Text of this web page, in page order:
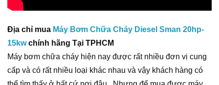
Địa chỉ mua Máy Bơm Chữa Cháy Diesel Sman 20hp-
15kwchính hãng Tại TPHCM
Máy bơm chữa cháy hiện nay được rất nhiều đơn vị cung
cấp và có rất nhiều loại khác nhau và vậy khách hàng có